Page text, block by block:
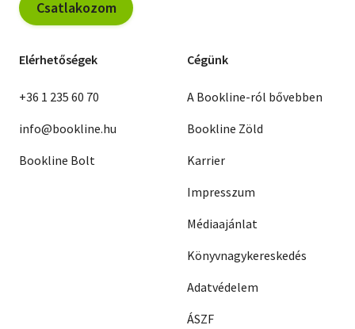
Csatlakozom
Elérhetőségek
+36 1 235 60 70
info@bookline.hu
Bookline Bolt
Cégünk
A Bookline-ról bővebben
Bookline Zöld
Karrier
Impresszum
Médiaajánlat
Könyvnagykereskedés
Adatvédelem
ÁSZF